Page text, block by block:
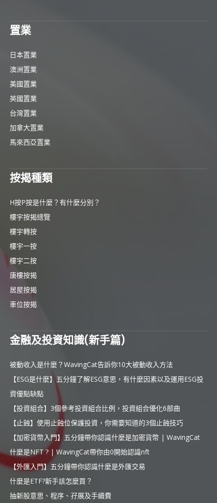
置業
日本置業
澳洲置業
美國置業
英國置業
台灣置業
加拿大置業
馬來西亞置業
按揭種類
H按P按是什麼？有什麼分別？
樓宇按揭總覽
樓宇轉按
樓宇一按
樓宇二按
唐樓按揭
居屋按揭
車位按揭
金融及投資知識(新手篇)
被動收入是什麼？WavingCat告訴你10大被動收入方法
【ESG是什麼】五分鐘了解ESG意思，有什麼因素以及運用ESG投
資優點缺點
【投資組合】3個參考投資組合比例，投資組合優化6部曲
【止蝕】使用止蝕位保護投資，你需要知道的3個止蝕技巧
【加密貨幣入門】五分鐘帶你認識什麼是加密貨幣 | WavingCat
什麼是NFT ? | WavingCat帶你由0開始認識nft
【外匯入門】五分鐘帶你認識什麼是外匯交易
什麼是ETF?新手該怎麼買？
抽新股意思、程序、孖展及手續費